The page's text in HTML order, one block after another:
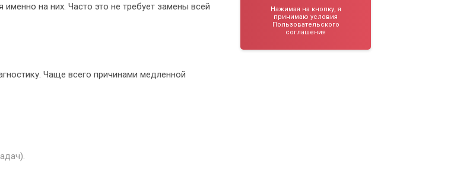
именно на них. Часто это не требует замены всей
Чаще всего причинами медленной
Нажимая на кнопку, я
принимаю условия
Пользовательского
соглашения